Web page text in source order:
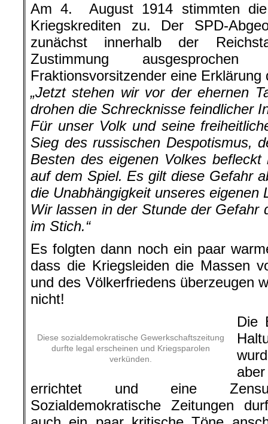
Am 4. August 1914 stimmten
Kriegskrediten zu. Der SPD-
zunächst innerhalb der
Zustimmung
Fraktionsvorsitzender eine Erklärung
„Jetzt stehen wir vor der ehernen
drohen die Schrecknisse feindlicher
Für unser Volk und seine
Sieg des russischen Despotismus,
Besten des eigenen Volkes
auf dem Spiel. Es gilt diese Gefahr
die Unabhängigkeit unseres eigenen
Wir lassen in der Stunde der Gefahr
im Stich.“
Es folgten dann noch ein paar
dass die Kriegsleiden die Massen
und des Völkerfriedens überzeugen
nicht!
Diese sozialdemokratische Gewerkschaftszeitung
durfte legal erscheinen und Kriegsparolen
verkünden.
Die
errichtet und eine
Sozialdemokratische Zeitungen